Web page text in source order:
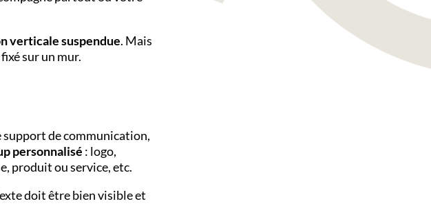
verticale suspendue. Mais
sur un mur.
support de communication,
personnalisé : logo,
produit ou service, etc.
doit être bien visible et